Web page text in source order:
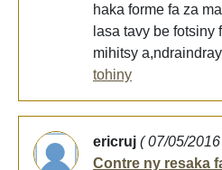
haka forme fa za
lasa tavy be fotsiny
mihitsy
tohiny
ericruj ( 07/05/
Contre ny resaka